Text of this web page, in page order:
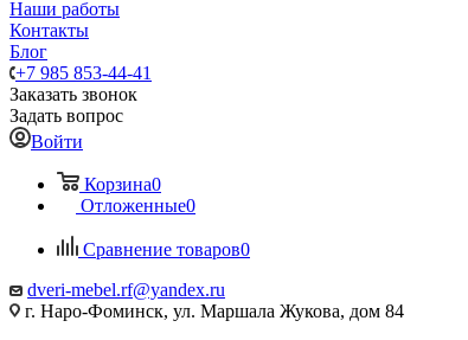
Наши работы
Контакты
Блог
+7 985 853-44-41
Заказать звонок
Задать вопрос
Войти
Корзина0
Отложенные0
Сравнение товаров0
dveri-mebel.rf@yandex.ru
г. Наро-Фоминск, ул. Маршала Жукова, дом 84